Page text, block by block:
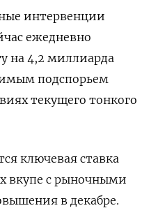
интервенции
ежедневно
на 4,2 миллиарда
подспорьем
текущего тонкого
ключевая ставка
вкупе с рыночными
в декабре.